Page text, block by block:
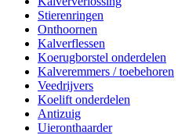
Stierenringen
Onthoornen
Kalverflessen
Koerugborstel onderdelen
Kalveremmers / toebehoren
Veedrijvers
Koelift onderdelen
Antizuig
Uieronthaarder